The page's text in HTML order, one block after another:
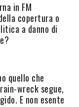
in FM
copertura o
a danno di
quello che
wreck segue,
E non esente